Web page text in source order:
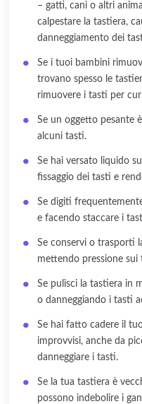
– gatti, cani o altri
calpestare la tastiera,
danneggiamento dei
Se i tuoi bambini
trovano spesso le
rimuovere i tasti per
Se un oggetto pesante
alcuni tasti.
Se hai versato liquido
fissaggio dei tasti e
Se digiti
e facendo staccare i
Se conservi o trasporti
mettendo pressione sui
Se pulisci la tastiera in
o danneggiando i tasti
Se hai fatto cadere il
improvvisi, anche da
danneggiare i tasti.
Se la tua tastiera è
possono indebolire i